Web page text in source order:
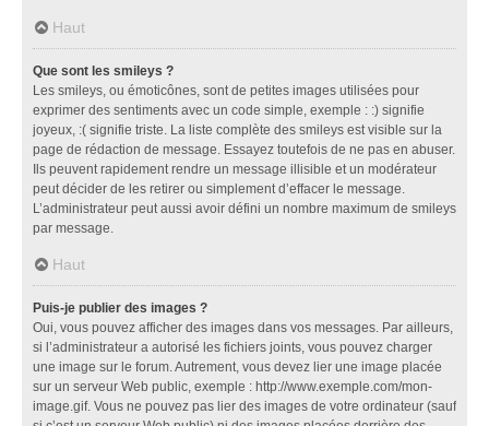
Haut
Que sont les smileys ?
Les smileys, ou émoticônes, sont de petites images utilisées pour
exprimer des sentiments avec un code simple, exemple : :) signifie
joyeux, :( signifie triste. La liste complète des smileys est visible sur la
page de rédaction de message. Essayez toutefois de ne pas en abuser.
Ils peuvent rapidement rendre un message illisible et un modérateur
peut décider de les retirer ou simplement d’effacer le message.
L’administrateur peut aussi avoir défini un nombre maximum de smileys
par message.
Haut
Puis-je publier des images ?
Oui, vous pouvez afficher des images dans vos messages. Par ailleurs,
si l’administrateur a autorisé les fichiers joints, vous pouvez charger
une image sur le forum. Autrement, vous devez lier une image placée
sur un serveur Web public, exemple : http://www.exemple.com/mon-
image.gif. Vous ne pouvez pas lier des images de votre ordinateur (sauf